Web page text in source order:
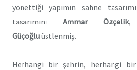
yönettiği yapımın sahne
tasarımını Ammar Özçelik,
Güçoğluüstlenmiş.
Herhangi bir şehrin, herhangi bir